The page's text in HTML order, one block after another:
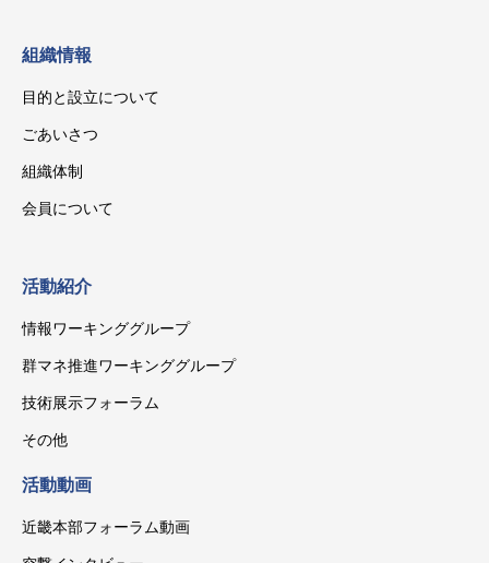
組織情報
目的と設立について
ごあいさつ
組織体制
会員について
活動紹介
情報ワーキンググループ
群マネ推進ワーキンググループ
技術展示フォーラム
その他
活動動画
近畿本部フォーラム動画